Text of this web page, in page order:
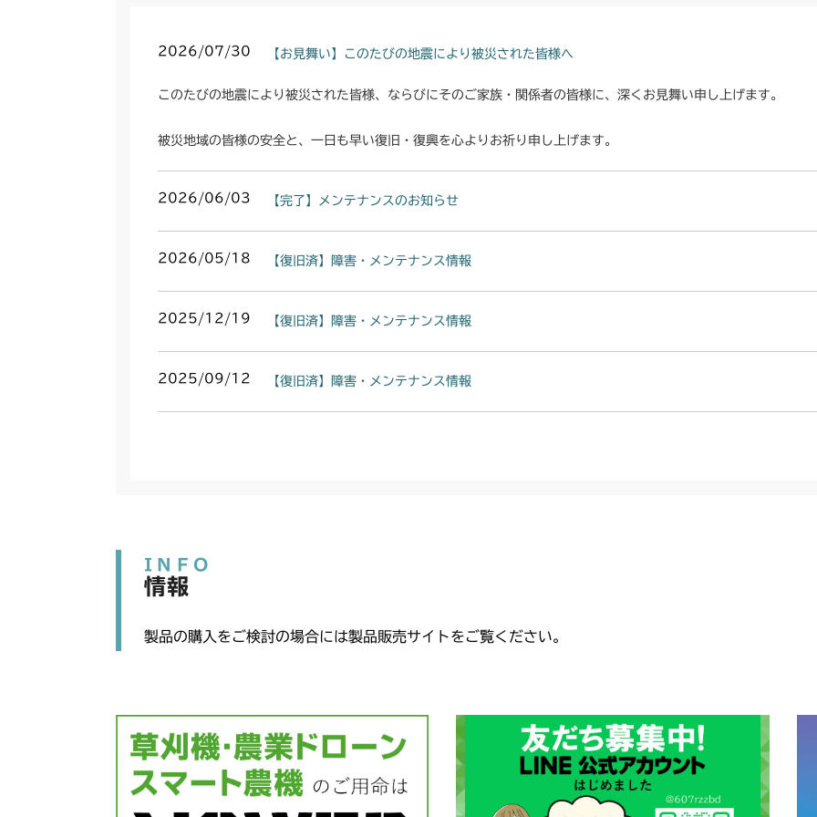
2026/07/30 【お見舞い】このたびの地震により被災された皆様へ
このたびの地震により被災された皆様、ならびにそのご家族・関係者の皆様に、深くお見舞い申し上げます。
被災地域の皆様の安全と、一日も早い復旧・復興を心よりお祈り申し上げます。
2026/06/03 【完了】メンテナンスのお知らせ
2026/05/18 【復旧済】障害・メンテナンス情報
2025/12/19 【復旧済】障害・メンテナンス情報
2025/09/12 【復旧済】障害・メンテナンス情報
INFO
情報
製品の購入をご検討の場合には製品販売サイトをご覧ください。